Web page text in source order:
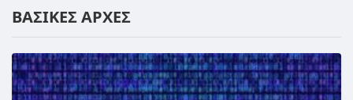
ΒΑΣΙΚΕΣ ΑΡΧΕΣ